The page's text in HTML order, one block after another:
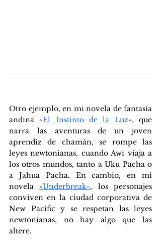
Otro ejemplo, en mi novela de fantasía
andina «El Instinto de la Luz», que
narra las aventuras de un joven
aprendiz de chamán, se rompe las
leyes newtonianas, cuando Awi viaja a
los otros mundos, tanto a Uku Pacha o
a Jahua Pacha. En cambio, en mi
novela «Underbreak», los personajes
conviven en la ciudad corporativa de
New Pacific y se respetan las leyes
newtonianas, no hay algo que las
altere.